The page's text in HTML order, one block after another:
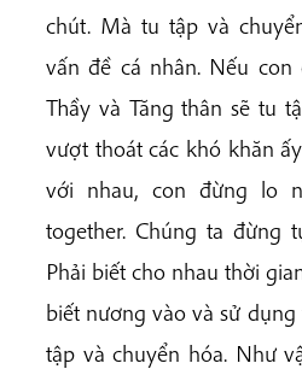
chút. Mà tu tập và
vấn đề cá nhân. Nếu
Thầy và Tăng thân sẽ tu
vượt thoát các khó khăn
với nhau, con đừng lo
together. Chúng ta đừng
Phải biết cho nhau thời
biết nương vào và sử
tập và chuyển hóa. Như